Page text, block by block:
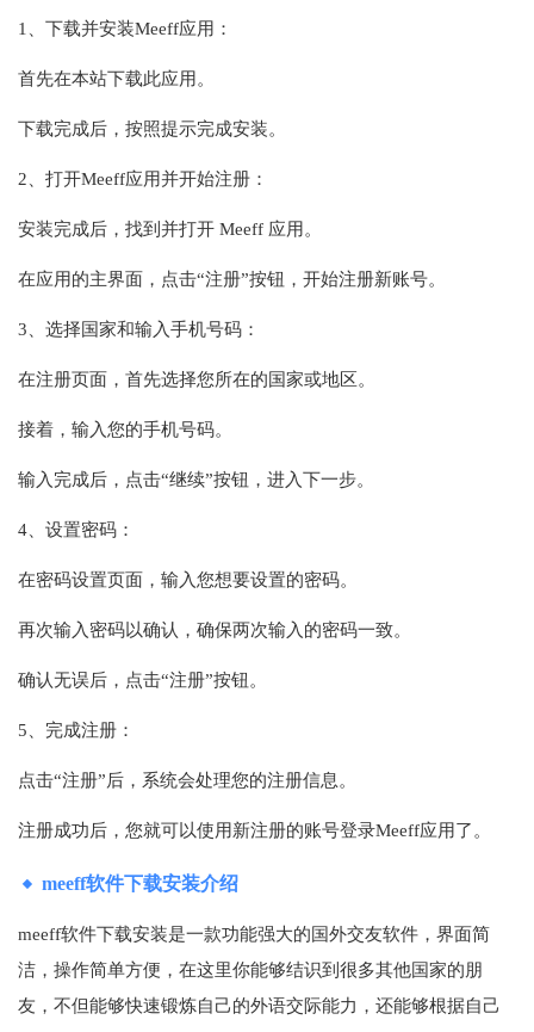
1、下载并安装Meeff应用：
首先在本站下载此应用。
下载完成后，按照提示完成安装。
2、打开Meeff应用并开始注册：
安装完成后，找到并打开 Meeff 应用。
在应用的主界面，点击“注册”按钮，开始注册新账号。
3、选择国家和输入手机号码：
在注册页面，首先选择您所在的国家或地区。
接着，输入您的手机号码。
输入完成后，点击“继续”按钮，进入下一步。
4、设置密码：
在密码设置页面，输入您想要设置的密码。
再次输入密码以确认，确保两次输入的密码一致。
确认无误后，点击“注册”按钮。
5、完成注册：
点击“注册”后，系统会处理您的注册信息。
注册成功后，您就可以使用新注册的账号登录Meeff应用了。
meeff软件下载安装介绍
meeff软件下载安装是一款功能强大的国外交友软件，界面简
洁，操作简单方便，在这里你能够结识到很多其他国家的朋
友，不但能够快速锻炼自己的外语交际能力，还能够根据自己